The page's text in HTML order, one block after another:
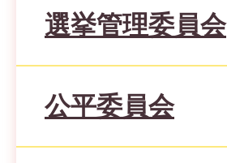
選挙管理委員会
公平委員会